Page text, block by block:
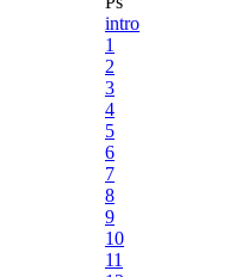
intro
1
2
3
4
5
6
7
8
9
10
11